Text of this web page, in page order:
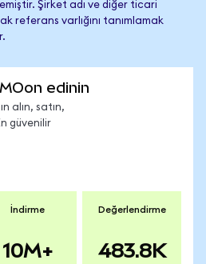
Şirket adı ve diğer ticari
referans varlığını tanımlamak
edinin
alın, satın,
güvenilir
İndirme
10M+
Değerlendirme
483.8K